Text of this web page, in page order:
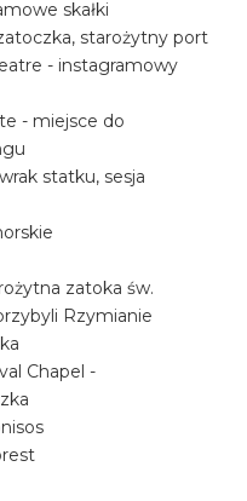
skałki
starożytny port
- instagramowy
- miejsce do
statku, sesja
zatoka św.
Rzymianie
Chapel -